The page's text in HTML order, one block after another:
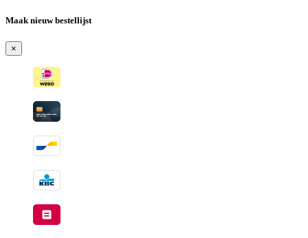
-
verzonden
wanneer
beschikbaar
Maak nieuw bestellijst
×